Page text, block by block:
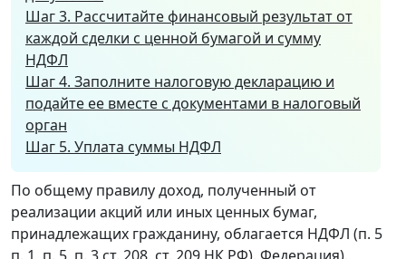
Шаг 3. Рассчитайте финансовый результат от
каждой сделки с ценной бумагой и сумму
НДФЛ
Шаг 4. Заполните налоговую декларацию и
подайте ее вместе с документами в налоговый
орган
Шаг 5. Уплата суммы НДФЛ
По общему правилу доход, полученный от
реализации акций или иных ценных бумаг,
принадлежащих гражданину, облагается НДФЛ (п. 5